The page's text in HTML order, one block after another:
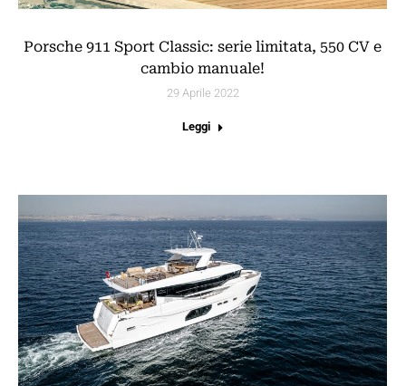
Porsche 911 Sport Classic: serie limitata, 550 CV e
cambio manuale!
29 Aprile 2022
Leggi